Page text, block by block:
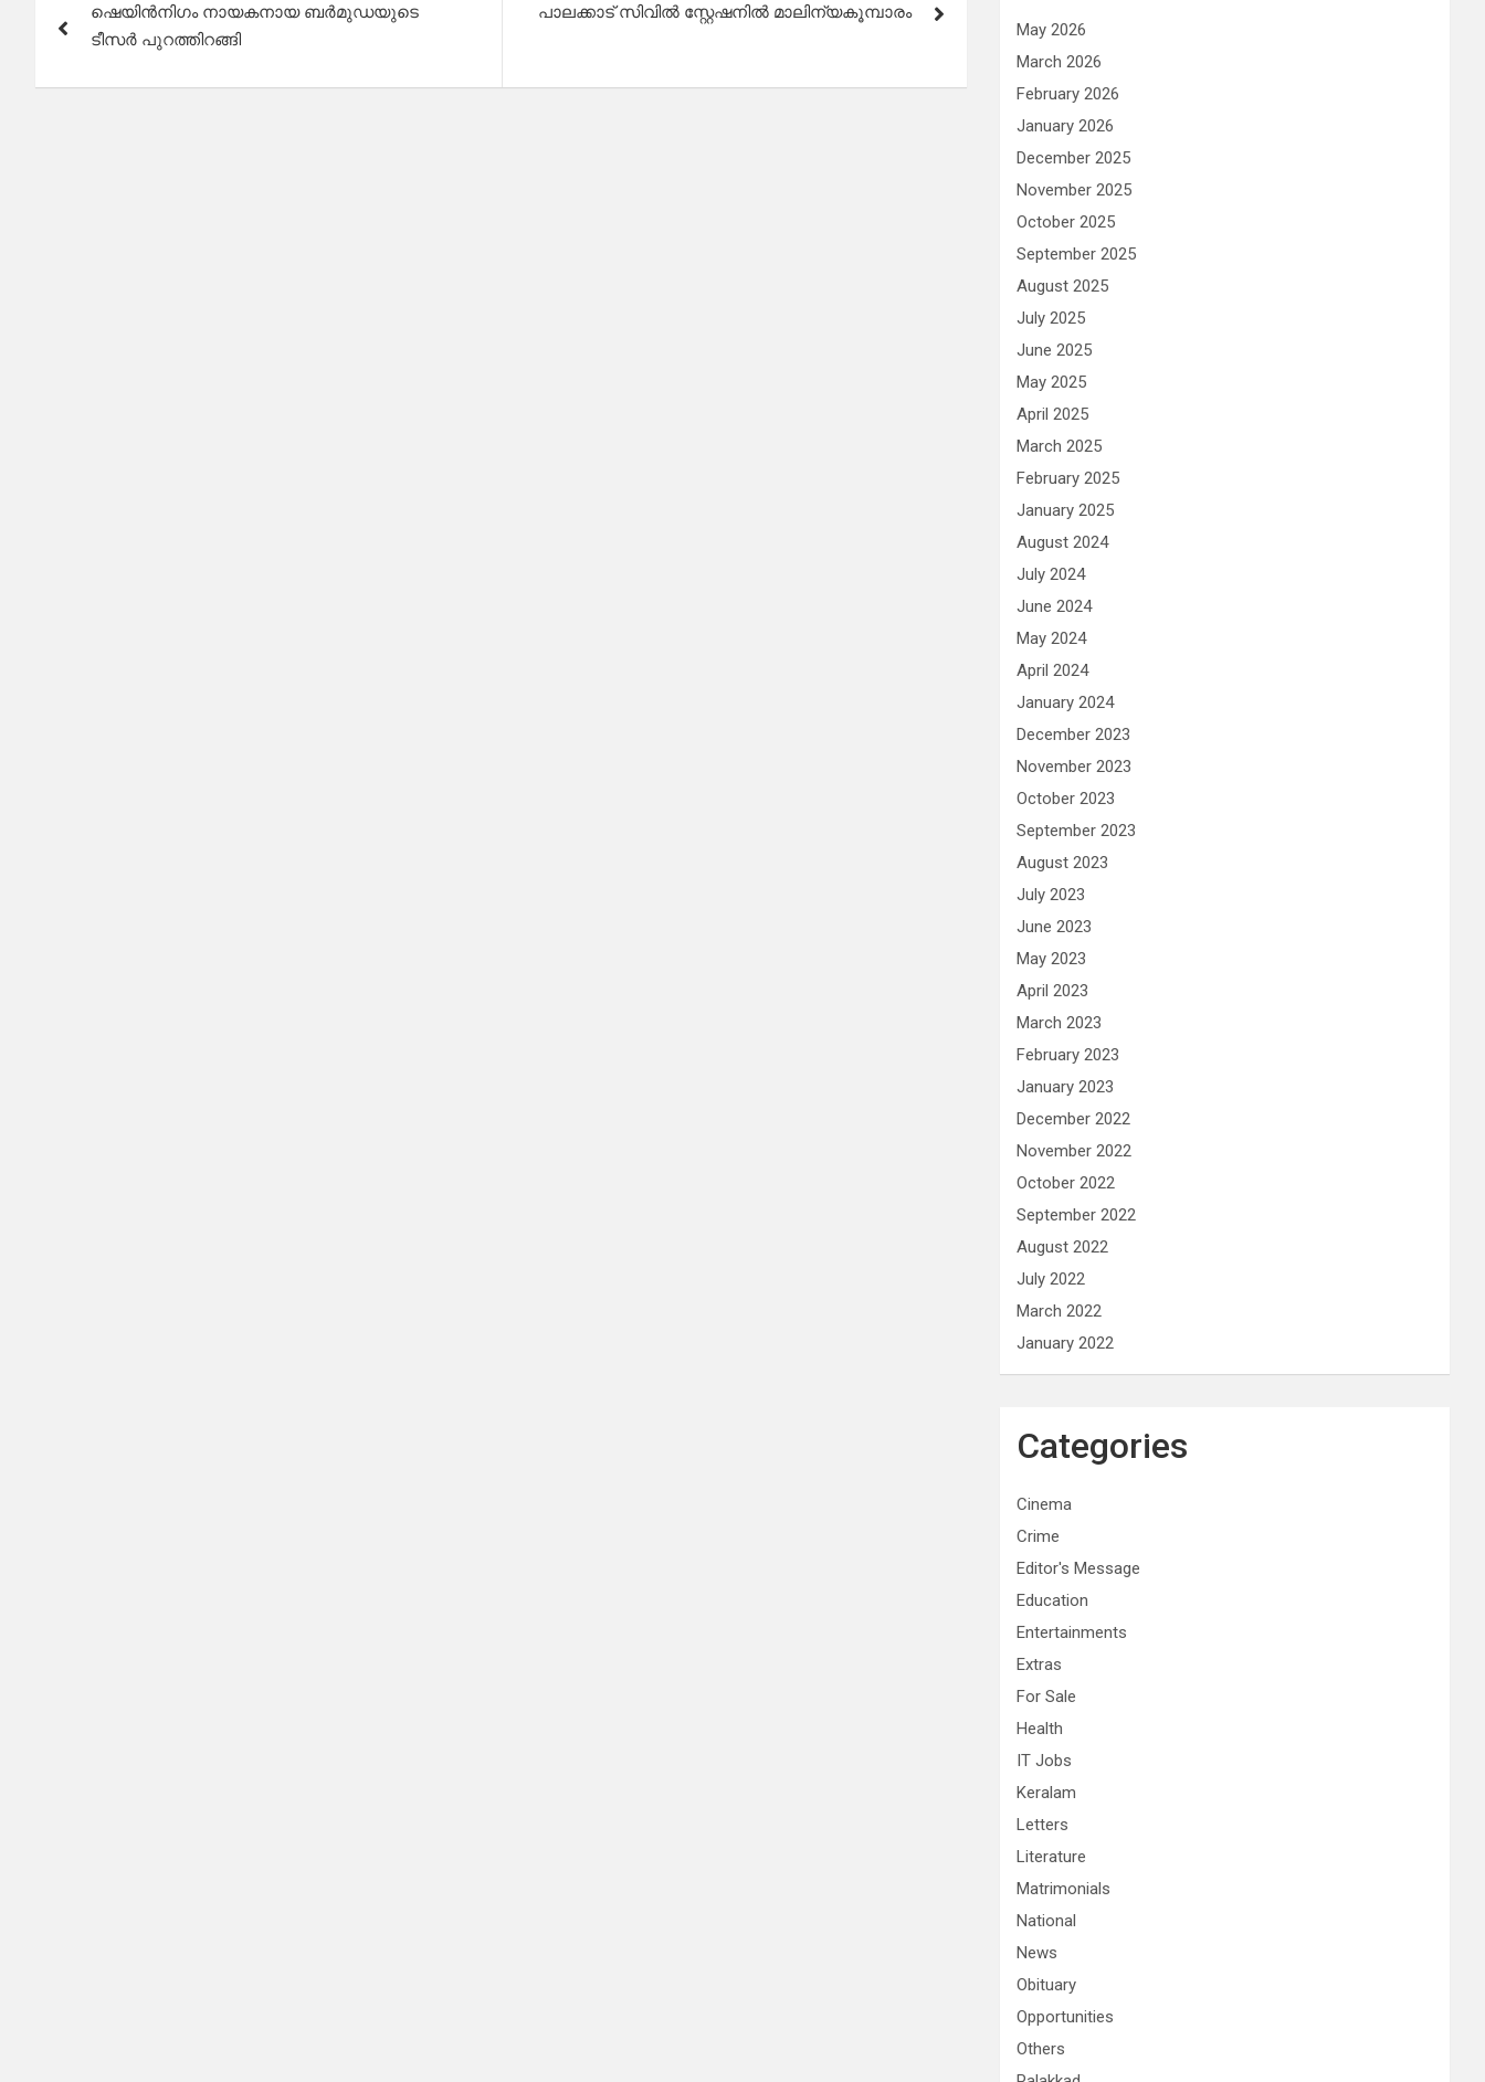
navigation
ഷെയിൻനിഗം നായകനായ ബർമുഡയുടെ
ടീസർ പുറത്തിറങ്ങി
പാലക്കാട് സിവിൽ സ്റ്റേഷനിൽ മാലിന്യകൂമ്പാരം
May 2026
March 2026
February 2026
January 2026
December 2025
November 2025
October 2025
September 2025
August 2025
July 2025
June 2025
May 2025
April 2025
March 2025
February 2025
January 2025
August 2024
July 2024
June 2024
May 2024
April 2024
January 2024
December 2023
November 2023
October 2023
September 2023
August 2023
July 2023
June 2023
May 2023
April 2023
March 2023
February 2023
January 2023
December 2022
November 2022
October 2022
September 2022
August 2022
July 2022
March 2022
January 2022
Categories
Cinema
Crime
Editor's Message
Education
Entertainments
Extras
For Sale
Health
IT Jobs
Keralam
Letters
Literature
Matrimonials
National
News
Obituary
Opportunities
Others